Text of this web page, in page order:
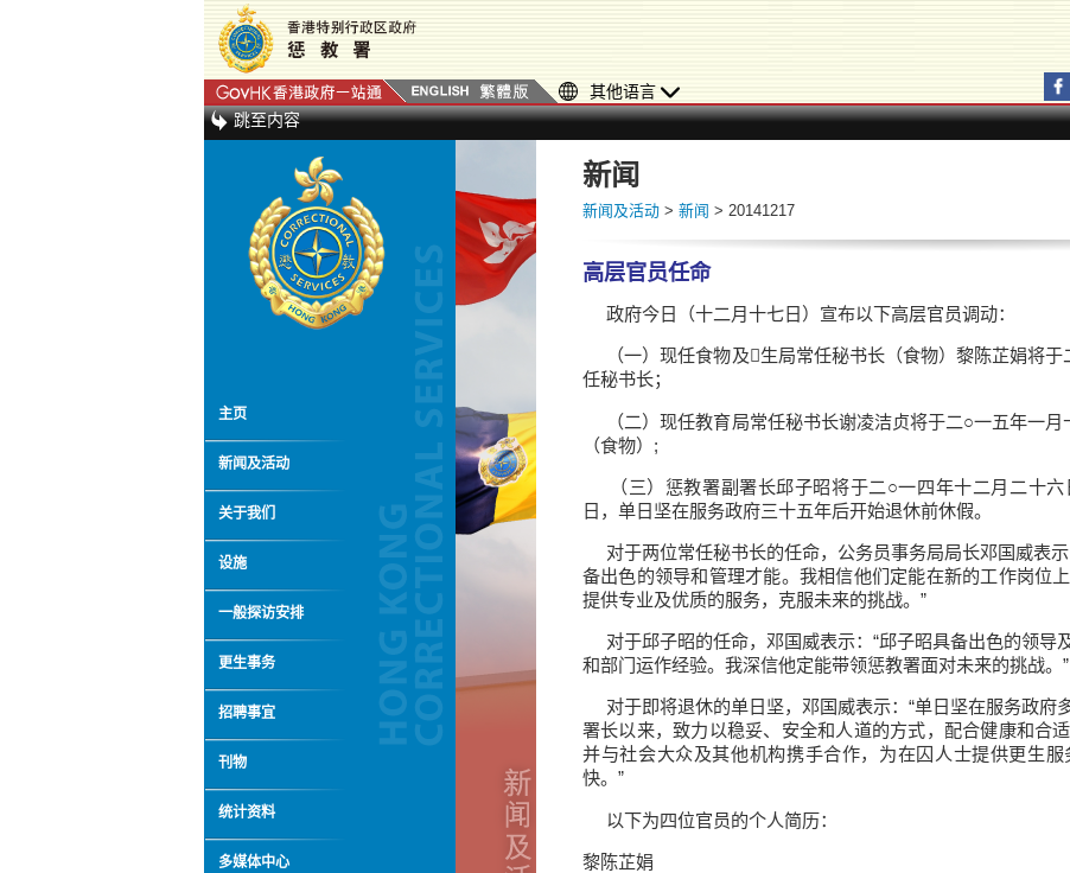
其他语言
跳至内容
主页
新闻及活动
关于我们
设施
一般探访安排
更生事务
招聘事宜
刊物
统计资料
多媒体中心
新闻
新闻及活动 > 新闻 > 20141217
高层官员任命
政府今日（十二月十七日）宣布以下高层官员调动：
（一）现任食物及生局常任秘书长（食物）黎陈芷娟将于
任秘书长；
（二）现任教育局常任秘书长谢凌洁贞将于二○一五年一月
（食物）;
（三）惩教署副署长邱子昭将于二○一四年十二月二十六
日，单日坚在服务政府三十五年后开始退休前休假。
对于两位常任秘书长的任命，公务员事务局局长邓国威表
备出色的领导和管理才能。我相信他们定能在新的工作岗位
提供专业及优质的服务，克服未来的挑战。”
对于邱子昭的任命，邓国威表示：“邱子昭具备出色的领导
和部门运作经验。我深信他定能带领惩教署面对未来的挑战。”
对于即将退休的单日坚，邓国威表示：“单日坚在服务政府
署长以来，致力以稳妥、安全和人道的方式，配合健康和合
并与社会大众及其他机构携手合作，为在囚人士提供更生
快。”
以下为四位官员的个人简历：
黎陈芷娟